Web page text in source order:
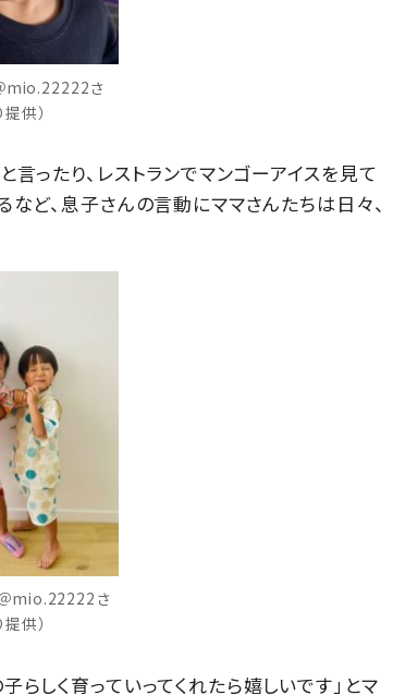
mio.22222さ
供）
ったり、レストランでマンゴーアイスを見て
など、息子さんの言動にママさんたちは日々、
＠mio.22222さ
供）
しく育っていってくれたら嬉しいです」とマ